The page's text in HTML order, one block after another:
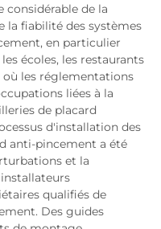
de la
la fiabilité des systèmes
en particulier
écoles, les restaurants
les réglementations
liées à la
de placard
d'installation des
anti-pincement a été
et la
qualifiés de
Des guides